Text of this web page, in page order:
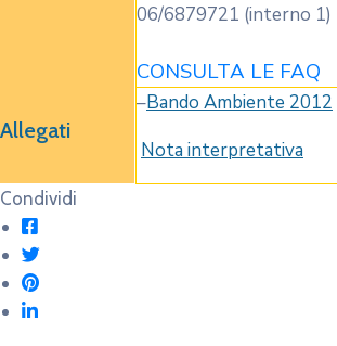
06/6879721 (interno 1)
CONSULTA LE FAQ
Allegati
–Bando Ambiente 2012
Nota interpretativa
Condividi